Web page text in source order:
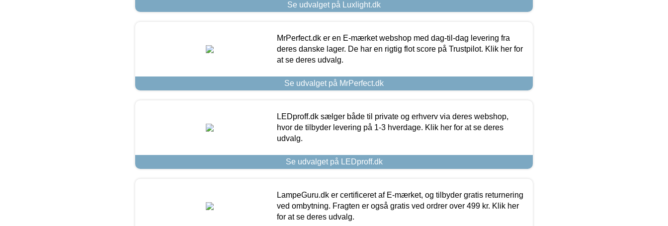
Se udvalget på Luxlight.dk
MrPerfect.dk er en E-mærket webshop med dag-til-dag levering fra
deres danske lager. De har en rigtig flot score på Trustpilot. Klik her for
at se deres udvalg.
Se udvalget på MrPerfect.dk
LEDproff.dk sælger både til private og erhverv via deres webshop,
hvor de tilbyder levering på 1-3 hverdage. Klik her for at se deres
udvalg.
Se udvalget på LEDproff.dk
LampeGuru.dk er certificeret af E-mærket, og tilbyder gratis returnering
ved ombytning. Fragten er også gratis ved ordrer over 499 kr. Klik her
for at se deres udvalg.